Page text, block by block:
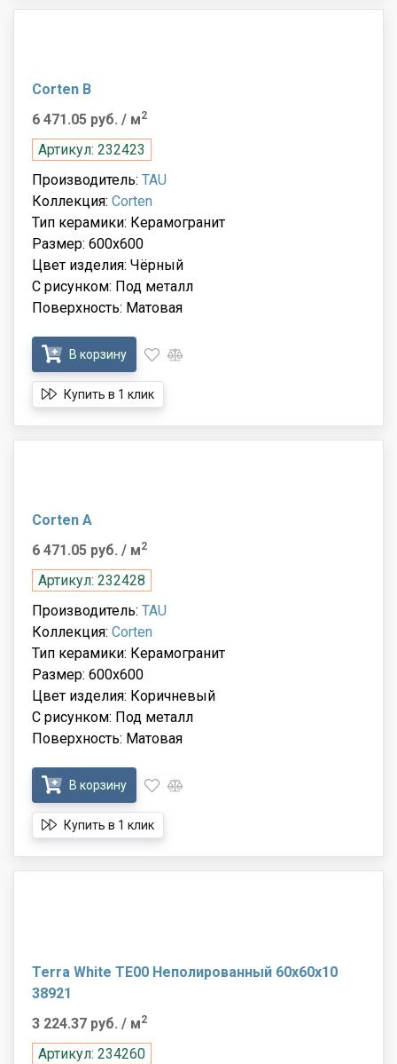
Corten B
6 471.05 руб. / м2
Артикул: 232423
Производитель: TAU
Коллекция: Corten
Тип керамики: Керамогранит
Размер: 600x600
Цвет изделия: Чёрный
С рисунком: Под металл
Поверхность: Матовая
В корзину
Купить в 1 клик
Corten A
6 471.05 руб. / м2
Артикул: 232428
Производитель: TAU
Коллекция: Corten
Тип керамики: Керамогранит
Размер: 600x600
Цвет изделия: Коричневый
С рисунком: Под металл
Поверхность: Матовая
В корзину
Купить в 1 клик
Terra White TE00 Неполированный 60x60x10
38921
3 224.37 руб. / м2
Артикул: 234260